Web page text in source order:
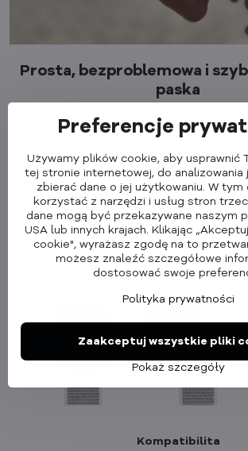
Prosta, bezproblemowa i
paska
Możesz zmieniać swoje paski w
według własnego uznania i z wygody
Wymiana jest bardzo szybka i poradzi
każdy.
1. Naciśnij przycisk na krawędzi zegarka,
pasek.
2. Delikatnie wyjmij stary pasek z
3. Wsuń nowy pasek Cubenest w otwór
żądanej pozycji.
Kompatibilita
Preferencje
Używamy plików cookie, aby usprawnić
tej stronie internetowej, do analizowania
zbierać dane o jej użytkowaniu. W
korzystać z narzędzi i usług stron
dane mogą być przekazywane naszym
USA lub innych krajach. Klikając
cookie", wyrażasz zgodę na to
możesz znaleźć szczegółowe
dostosować swoje
Polityka prywatności
Pokaż szczegóły
Zaakceptuj wszystkie pliki